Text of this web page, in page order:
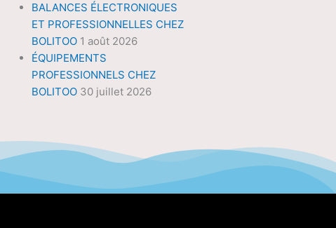
BALANCES ÉLECTRONIQUES
ET PROFESSIONNELLES CHEZ
BOLITOO 1 août 2026
ÉQUIPEMENTS
PROFESSIONNELS CHEZ
BOLITOO 30 juillet 2026